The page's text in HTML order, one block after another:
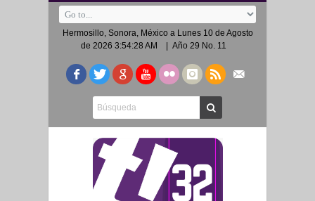
Hermosillo, Sonora, México a Lunes 10 de Agosto
de 2026 3:54:28 AM
| Año 29 No. 11